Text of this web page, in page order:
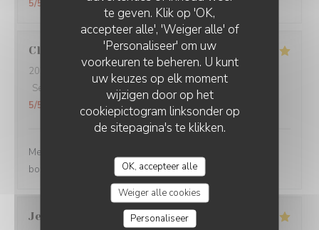
te geven. Klik op 'OK,
accepteer alle', 'Weiger alle' of
'Personaliseer' om uw
voorkeuren te beheren. U kunt
uw keuzes op elk moment
wijzigen door op het
cookiepictogram linksonder op
de sitepagina's te klikken.
OK, accepteer alle
Weiger alle cookies
Personaliseer
5/5
Claire
2026-07-30
- 20:30 - Gasten 4
Service
Atmosfeer Keuken /5 Kwaliteit / Prijs
5/5
Merci pour tout ! La soirée était super avec une très
bonne cuisine et un personnel au top !
Jean Jacques